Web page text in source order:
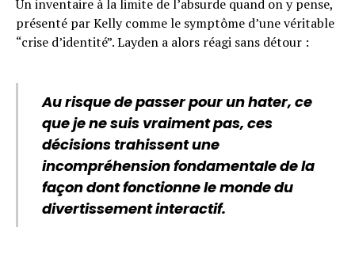
Un inventaire à la limite de l’absurde quand on y pense,
présenté par Kelly comme le symptôme d’une véritable
“crise d’identité”. Layden a alors réagi sans détour :
Au risque de passer pour un hater, ce
que je ne suis vraiment pas, ces
décisions trahissent une
incompréhension fondamentale de la
façon dont fonctionne le monde du
divertissement interactif.